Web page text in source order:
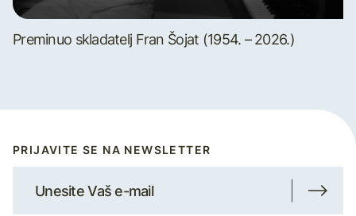
Preminuo skladatelj Fran Šojat (1954. – 2026.)
PRIJAVITE SE NA NEWSLETTER